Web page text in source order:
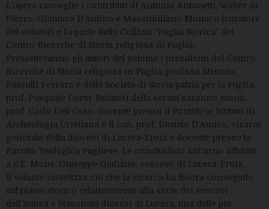
L’opera raccoglie i contributi di Antonio Antonetti, Walter di
Pierro, Gianluca D’Antino e Massimiliano Monaco (curatore
del volume) e fa parte della Collana “Puglia Storica” del
Centro Ricerche di Storia religiosa in Puglia.
Presenteranno gli autori del volume i presidenti del Centro
Ricerche di Storia religiosa in Puglia, prof.ssa Mimma
Pasculli Ferrara e della Società di Storia patria per la Puglia,
prof. Pasquale Corsi. Relatori della serata saranno mons.
prof. Carlo Dell’Osso, docente presso il Pontificio Istituto di
Archeologia Cristiana e il can. prof. Donato D’Amico, vicario
generale della diocesi di Lucera-Troia e docente presso la
Facoltà Teologica Pugliese. Le conclusioni saranno affidate
a S.E. Mons. Giuseppe Giuliano, vescovo di Lucera-Troia.
Il volume sintetizza ciò che la ricerca ha finora conseguito
sul piano storico relativamente alla serie dei vescovi
dell’antica e blasonata diocesi di Lucera, una delle più